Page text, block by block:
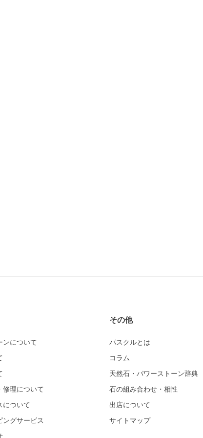
ンについて
修理について
について
ングサービス
その他
パスクルとは
コラム
天然石・パワーストーン辞典
石の組み合わせ・相性
出店について
サイトマップ